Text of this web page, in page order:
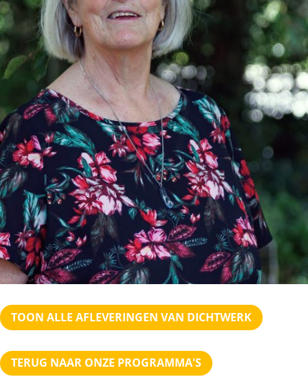
TOON ALLE AFLEVERINGEN VAN DICHTWERK
TERUG NAAR ONZE PROGRAMMA'S